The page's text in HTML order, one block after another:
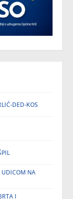
DED-KOS
UDICOM NA
I